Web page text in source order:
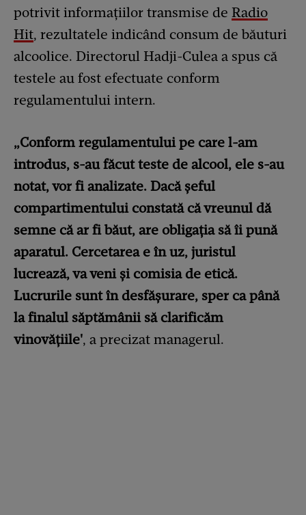
potrivit informațiilor transmise de Radio
Hit, rezultatele indicând consum de băuturi
alcoolice. Directorul Hadji-Culea a spus că
testele au fost efectuate conform
regulamentului intern.
„Conform regulamentului pe care l-am
introdus, s-au făcut teste de alcool, ele s-au
notat, vor fi analizate. Dacă șeful
compartimentului constată că vreunul dă
semne că ar fi băut, are obligația să îi pună
aparatul. Cercetarea e în uz, juristul
lucrează, va veni și comisia de etică.
Lucrurile sunt în desfășurare, sper ca până
la finalul săptămânii să clarificăm
vinovățiile', a precizat managerul.